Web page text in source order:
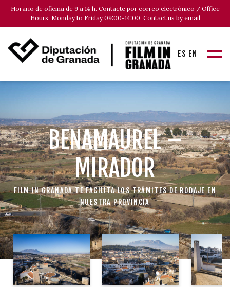
Horario de oficina de 9 a 14 h. Contacte por correo electrónico / Office
Hours: Monday to Friday 09:00-14:00. Contact us by email
ES EN
BENAMAUREL –
MIRADOR
FILM IN GRANADA TE FACILITA LOS TRÁMITES DE RODAJE EN
NUESTRA PROVINCIA